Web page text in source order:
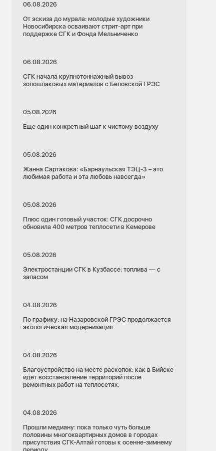
06.08.2026
От эскиза до мурала: молодые художники
Новосибирска осваивают стрит-арт при
поддержке СГК и Фонда Мельниченко
06.08.2026
СГК начала крупнотоннажный вывоз
золошлаковых материалов с Беловской ГРЭС
05.08.2026
Еще один конкретный шаг к чистому воздуху
05.08.2026
Жанна Сартакова: «Барнаульская ТЭЦ-3 – это
любимая работа и эта любовь навсегда»
05.08.2026
Плюс один готовый участок: СГК досрочно
обновила 400 метров теплосети в Кемерове
05.08.2026
Электростанции СГК в Кузбассе: топлива — с
запасом
04.08.2026
По графику: на Назаровской ГРЭС продолжается
экологическая модернизация
04.08.2026
Благоустройство на месте раскопок: как в Бийске
идет восстановление территорий после
ремонтных работ на теплосетях.
04.08.2026
Прошли медиану: пока только чуть больше
половины многоквартирных домов в городах
присутствия СГК-Алтай готовы к осенне-зимнему